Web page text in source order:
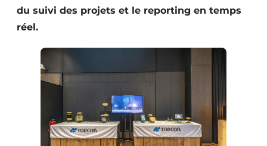
Sécurité incendie
Software
Techniques ferroviaires
Travaux ferroviaires
du suivi des projets et le reporting en temps
réel.